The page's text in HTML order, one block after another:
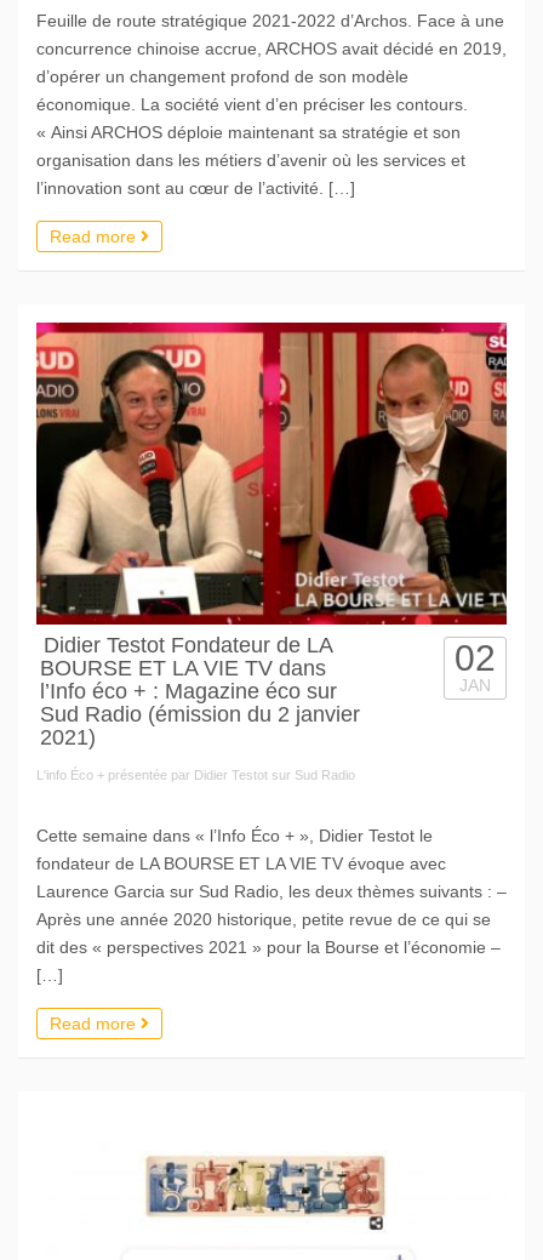
Feuille de route stratégique 2021-2022 d’Archos. Face à une
concurrence chinoise accrue, ARCHOS avait décidé en 2019,
d’opérer un changement profond de son modèle
économique. La société vient d’en préciser les contours.
« Ainsi ARCHOS déploie maintenant sa stratégie et son
organisation dans les métiers d’avenir où les services et
l’innovation sont au cœur de l’activité. […]
Read more
Didier Testot Fondateur de LA
BOURSE ET LA VIE TV dans
l’Info éco + : Magazine éco sur
Sud Radio (émission du 2 janvier
2021)
L'info Éco + présentée par Didier Testot sur Sud Radio
02
JAN
Cette semaine dans « l’Info Éco + », Didier Testot le
fondateur de LA BOURSE ET LA VIE TV évoque avec
Laurence Garcia sur Sud Radio, les deux thèmes suivants : –
Après une année 2020 historique, petite revue de ce qui se
dit des « perspectives 2021 » pour la Bourse et l’économie –
[…]
Read more